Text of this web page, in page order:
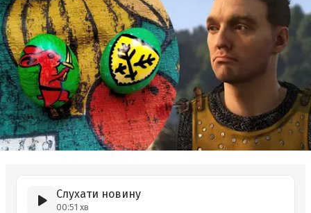
Слухати новину
00:51 хв